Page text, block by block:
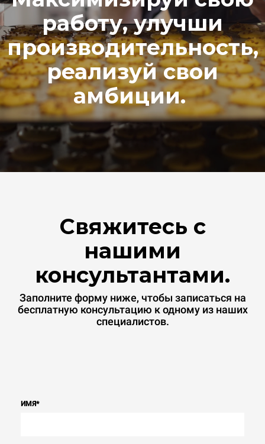
работу, улучши
производительность,
реализуй свои
амбиции.
Свяжитесь с
нашими
консультантами.
Заполните форму ниже, чтобы записаться на
бесплатную консультацию к одному из наших
специалистов.
ИМЯ*